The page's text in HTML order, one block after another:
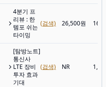
4분기 프
리뷰 : 한
템포 쉬는
타이밍
(검색) 26,500원
[탐방노트]
통신사
LTE 장비
투자 효과
기대
(검색) NR